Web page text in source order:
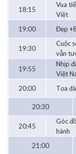
18:15
Vua
Việt
19:00 Đẹp
19:30
Cuộc
vẫn
19:55
Nhịp
Việt
20:00 Tọa
20:30
20:45
Góc
hành
21:00